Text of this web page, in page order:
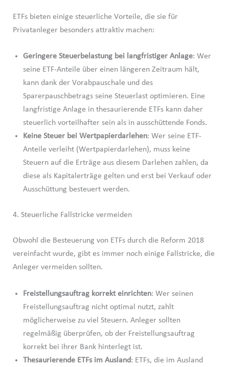
ETFs bieten einige steuerliche Vorteile, die sie für
Privatanleger besonders attraktiv machen:
Geringere Steuerbelastung bei langfristiger Anlage: Wer
seine ETF-Anteile über einen längeren Zeitraum hält,
kann dank der Vorabpauschale und des
Sparerpauschbetrags seine Steuerlast optimieren. Eine
langfristige Anlage in thesaurierende ETFs kann daher
steuerlich vorteilhafter sein als in ausschüttende Fonds.
Keine Steuer bei Wertpapierdarlehen: Wer seine ETF-
Anteile verleiht (Wertpapierdarlehen), muss keine
Steuern auf die Erträge aus diesem Darlehen zahlen, da
diese als Kapitalerträge gelten und erst bei Verkauf oder
Ausschüttung besteuert werden.
4. Steuerliche Fallstricke vermeiden
Obwohl die Besteuerung von ETFs durch die Reform 2018
vereinfacht wurde, gibt es immer noch einige Fallstricke, die
Anleger vermeiden sollten.
Freistellungsauftrag korrekt einrichten: Wer seinen
Freistellungsauftrag nicht optimal nutzt, zahlt
möglicherweise zu viel Steuern. Anleger sollten
regelmäßig überprüfen, ob der Freistellungsauftrag
korrekt bei ihrer Bank hinterlegt ist.
Thesaurierende ETFs im Ausland: ETFs, die im Ausland